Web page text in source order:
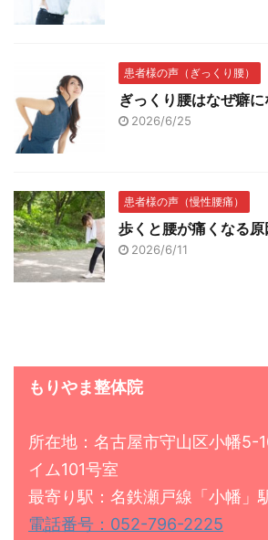
患者様の声（ぎっくり腰）
ぎっくり腰はなぜ癖に
2026/6/25
患者様の声（慢性腰痛）
歩くと腰が痛くなる原
2026/6/11
もりやま整体院
所在地：名古屋市守山区小幡5-
イム101号室
最寄り駅：名鉄瀬戸線「小幡
電話番号：052-796-2225